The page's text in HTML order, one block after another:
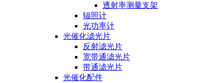
透射率测量支架
辐照计
光功率计
光催化滤光片
反射滤光片
宽带通滤光片
带通滤光片
光催化配件